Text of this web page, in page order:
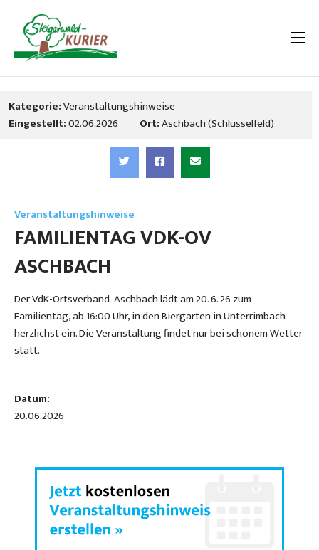
Kategorie:Veranstaltungshinweise
Eingestellt:02.06.2026 Ort:Aschbach (Schlüsselfeld)
Veranstaltungshinweise
FAMILIENTAG VDK-OV
ASCHBACH
Der VdK-Ortsverband Aschbach lädt am 20. 6. 26 zum
Familientag, ab 16:00 Uhr, in den Biergarten in Unterrimbach
herzlichst ein. Die Veranstaltung findet nur bei schönem Wetter
statt.
Datum:
20.06.2026